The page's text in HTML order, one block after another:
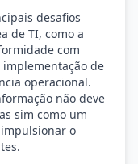
desafios
de TI, como a
com
de
operacional.
não deve
sim como um
o